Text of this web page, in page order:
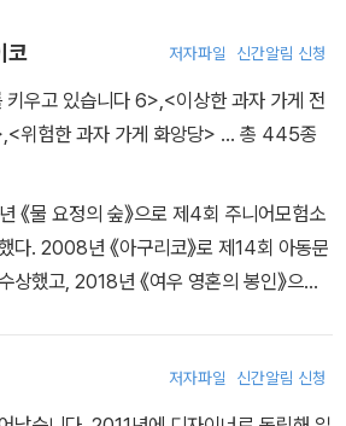
을 쉽게 고르고 싶던 요지는 '딱 맞아 땅
웠던 나쓰메는 '베프 측정기' 등 동전 주머
주머니를 가지고 온 손님들을 보며 이상
통해 연구소의 계획을 눈치채고 점점 의
코는 이대로 연구소의 계략에 흔들릴 것인
코 저자파일 신간알림 신청
키우고 있습니다 6> <이상한 과자 가게 전
<위험한 과자 가게 화앙당> … 총 445종
《물 요정의 숲》으로 제4회 주니어모험소
다. 2008년 《아구리코》로 제14회 아동문
상했고, 2018년 《여우 영혼의 봉인》으로
저자파일 신간알림 신청